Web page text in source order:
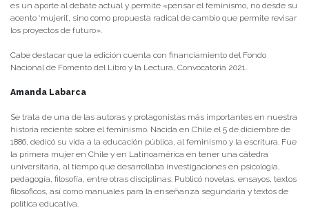
es un aporte al debate actual y permite «pensar el feminismo, no desde su
acento ‘mujeril’, sino como propuesta radical de cambio que permite revisar
los proyectos de futuro».
Cabe destacar que la edición cuenta con financiamiento del Fondo
Nacional de Fomento del Libro y la Lectura, Convocatoria 2021.
Amanda Labarca
Se trata de una de las autoras y protagonistas más importantes en nuestra
historia reciente sobre el feminismo. Nacida en Chile el 5 de diciembre de
1886, dedicó su vida a la educación pública, al feminismo y la escritura. Fue
la primera mujer en Chile y en Latinoamérica en tener una cátedra
universitaria, al tiempo que desarrollaba investigaciones en psicología,
pedagogía, filosofía, entre otras disciplinas. Publicó novelas, ensayos, textos
filosóficos, así como manuales para la enseñanza segundaria y textos de
política educativa.